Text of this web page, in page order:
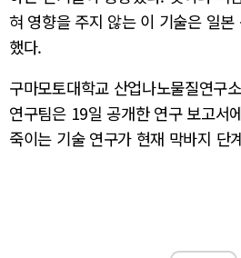
혀 영향을 주지 않는 이 기술은 일
했다.
구마모토대학교 산업나노물질연구
연구팀은 19일 공개한 연구 보고서
죽이는 기술 연구가 현재 막바지 단